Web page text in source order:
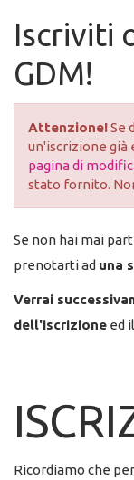
Iscriviti
GDM!
Attenzione!Se
un'iscrizione
pagina di
stato fornito.
Se non hai mai
prenotarti ad una
Verrai
dell'iscrizione ed
Ricordiamo che